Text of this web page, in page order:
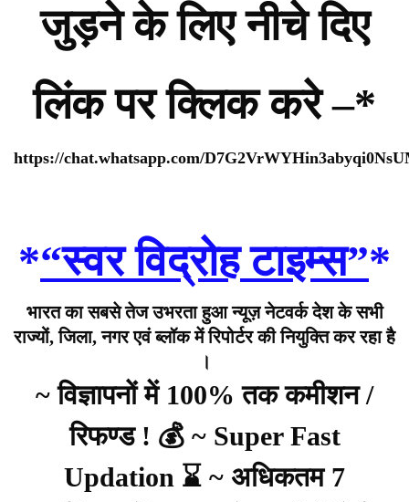
जुड़ने के लिए नीचे दिए
लिंक पर क्लिक करे –*
https://chat.whatsapp.com/
*“स्वर विद्रोह टाइम्स”*
भारत का सबसे तेज उभरता हुआ न्यूज़ नेटवर्क देश के सभी
राज्यों, जिला, नगर एवं ब्लॉक में रिपोर्टर की नियुक्ति कर रहा है
।
~ विज्ञापनों में 100% तक कमीशन /
रिफण्ड ! 💰 ~ Super Fast
Updation ⌛ ~ अधिकतम 7